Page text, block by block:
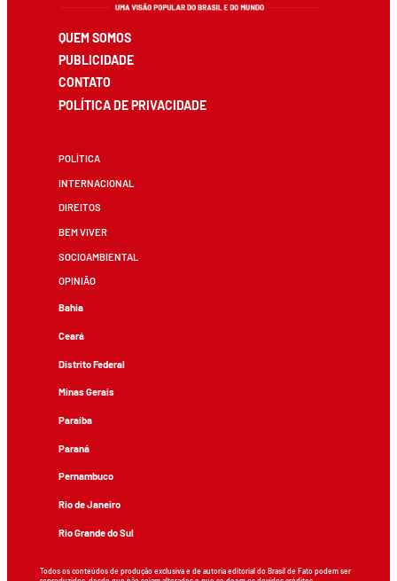
QUEM SOMOS
PUBLICIDADE
CONTATO
POLÍTICA DE PRIVACIDADE
POLÍTICA
INTERNACIONAL
DIREITOS
BEM VIVER
SOCIOAMBIENTAL
OPINIÃO
Bahia
Ceará
Distrito Federal
Minas Gerais
Paraíba
Paraná
Pernambuco
Rio de Janeiro
Rio Grande do Sul
Todos os conteúdos de produção exclusiva e de autoria editorial do Brasil de Fato podem ser